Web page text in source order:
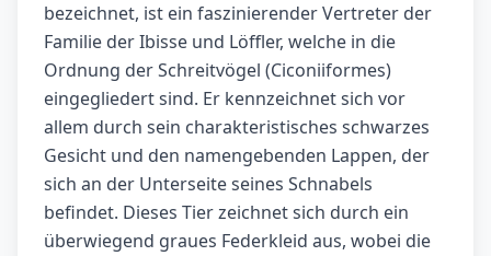
bezeichnet, ist ein faszinierender Vertreter der
Familie der Ibisse und Löffler, welche in die
Ordnung der Schreitvögel (Ciconiiformes)
eingegliedert sind. Er kennzeichnet sich vor
allem durch sein charakteristisches schwarzes
Gesicht und den namengebenden Lappen, der
sich an der Unterseite seines Schnabels
befindet. Dieses Tier zeichnet sich durch ein
überwiegend graues Federkleid aus, wobei die